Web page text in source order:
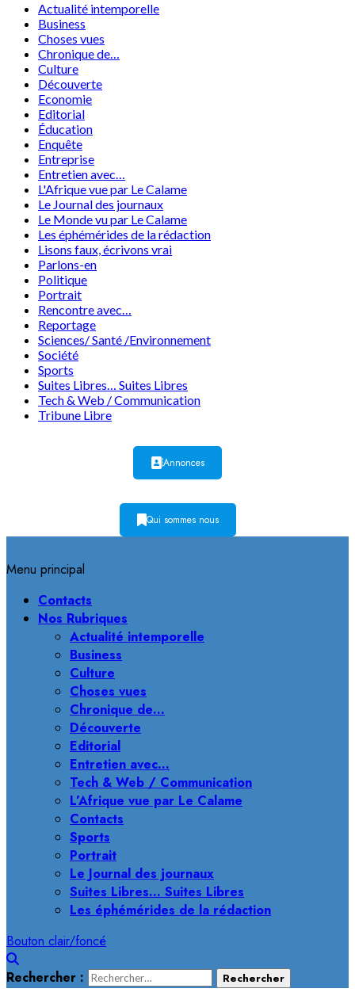
Actualité intemporelle
Business
Choses vues
Chronique de…
Culture
Découverte
Economie
Editorial
Éducation
Enquête
Entreprise
Entretien avec…
L'Afrique vue par Le Calame
Le Journal des journaux
Le Monde vu par Le Calame
Les éphémérides de la rédaction
Lisons faux, écrivons vrai
Parlons-en
Politique
Portrait
Rencontre avec…
Reportage
Sciences/ Santé /Environnement
Société
Sports
Suites Libres… Suites Libres
Tech & Web / Communication
Tribune Libre
Annonces
Qui sommes nous
Menu principal
Contacts
Nos Rubriques
Actualité intemporelle
Business
Culture
Choses vues
Chronique de…
Découverte
Editorial
Entretien avec…
Tech & Web / Communication
L’Afrique vue par Le Calame
Contacts
Sports
Portrait
Le Journal des journaux
Suites Libres… Suites Libres
Les éphémérides de la rédaction
Bouton clair/foncé
Rechercher :